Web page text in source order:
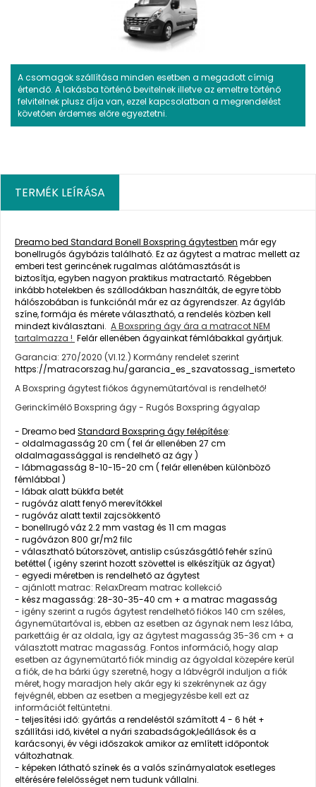
A csomagok szállítása minden esetben a megadott címig
értendő. A lakásba történő bevitelnek illetve az emeltre történő
felvitelnek plusz díja van, ezzel kapcsolatban a megrendelést
követően érdemes előre egyeztetni.
TERMÉK LEÍRÁSA
Dreamo bed Standard Bonell Boxspring ágytestben már egy
bonellrugós ágybázis található. Ez az ágytest a matrac mellett az
emberi test gerincének rugalmas alátámasztását is
biztosítja, egyben nagyon praktikus matractartó. Régebben
inkább hotelekben és szállodákban használták, de egyre több
hálószobában is funkciónál már ez az ágyrendszer. Az ágyláb
színe, formája és mérete választható, a rendelés közben kell
mindezt kiválasztani. A Boxspring ágy ára a matracot NEM
tartalmazza ! Felár ellenében ágyainkat fémlábakkal gyártjuk.
Garancia: 270/2020 (VI.12.) Kormány rendelet szerint
https://matracorszag.hu/garancia_es_szavatossag_ismerteto
A Boxspring ágytest fiókos ágyneműtartóval is rendelhető!
Gerinckímélő Boxspring ágy - Rugós Boxspring ágyalap
- Dreamo bed Standard Boxspring ágy felépítése:
- oldalmagasság 20 cm ( fel ár ellenében 27 cm
oldalmagassággal is rendelhető az ágy )
- lábmagasság 8-10-15-20 cm ( felár ellenében különböző
fémlábbal )
- lábak alatt bükkfa betét
- rugóváz alatt fenyő merevítőkkel
- rugóváz alatt textil zajcsökkentő
- bonellrugó váz 2.2 mm vastag és 11 cm magas
- rugóvázon 800 gr/m2 filc
- választható bútorszövet, antislip csúszásgátló fehér színű
betéttel ( igény szerint hozott szövettel is elkészítjük az ágyat)
- egyedi méretben is rendelhető az ágytest
- ajánlott matrac: RelaxDream matrac kollekció
- kész magasság: 28-30-35-40 cm + a matrac magasság
- igény szerint a rugós ágytest rendelhető fiókos 140 cm széles,
ágyneműtartóval is, ebben az esetben az ágynak nem lesz lába,
parkettáig ér az oldala, így az ágytest magasság 35-36 cm + a
választott matrac magasság. Fontos információ, hogy alap
esetben az ágyneműtartó fiók mindig az ágyoldal közepére kerül
a fiók, de ha bárki úgy szeretné, hogy a lábvégről induljon a fiók
méret, hogy maradjon hely akár egy ki szekrénynek az ágy
fejvégnél, ebben az esetben a megjegyzésbe kell ezt az
információt feltüntetni.
- teljesítési idő: gyártás a rendeléstől számított 4 - 6 hét +
szállítási idő, kivétel a nyári szabadságok,leállások és a
karácsonyi, év végi időszakok amikor az említett időpontok
változhatnak.
- képeken látható színek és a valós színárnyalatok esetleges
eltérésére felelősséget nem tudunk vállalni.